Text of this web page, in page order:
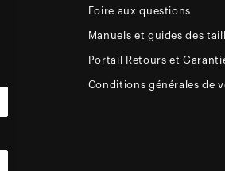
Foire aux questions
Manuels et guides des
Portail Retours et
Conditions générales de